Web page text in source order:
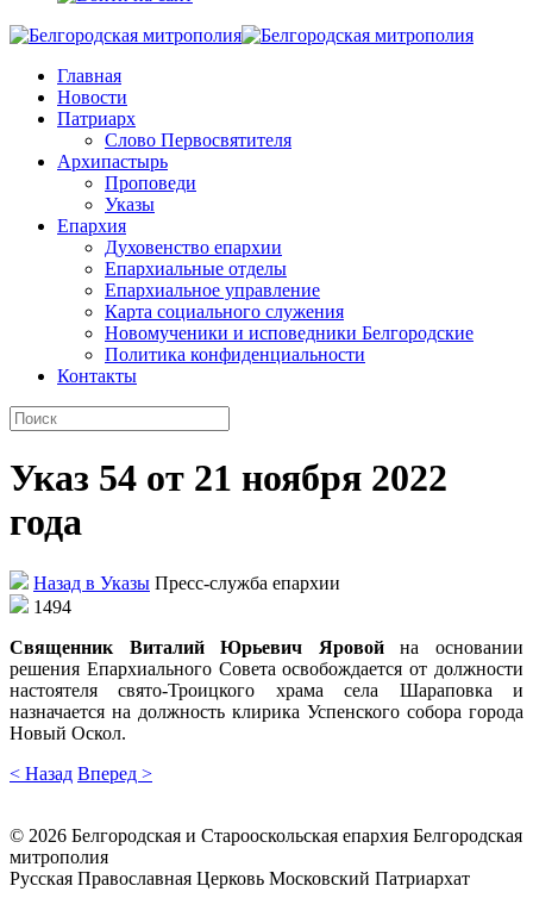
Главная
Новости
Патриарх
Слово Первосвятителя
Архипастырь
Проповеди
Указы
Епархия
Духовенство епархии
Епархиальные отделы
Епархиальное управление
Карта социального служения
Новомученики и исповедники Белгородские
Политика конфиденциальности
Контакты
Указ 54 от 21 ноября 2022
года
Назад в Указы Пресс-служба епархии
1494
Священник Виталий Юрьевич Яровойна основании
решения Епархиального Совета освобождается от должности
настоятеля свято-Троицкого храма села Шараповка и
назначается на должность клирика Успенского собора города
Новый Оскол.
< Назад Вперед >
© 2026 Белгородская и Старооскольская епархия Белгородская
митрополия
Русская Православная Церковь Московский Патриархат